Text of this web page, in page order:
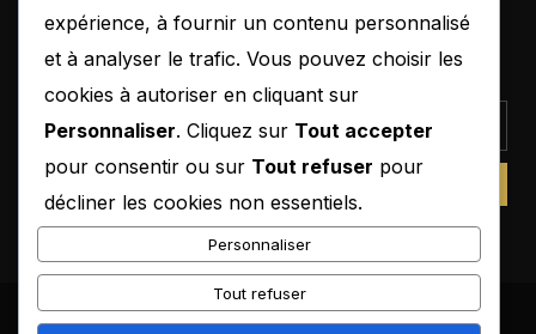
NEWSLETTER
expérience, à fournir un contenu personnalisé
et à analyser le trafic. Vous pouvez choisir les
cookies à autoriser en cliquant sur
Personnaliser. Cliquez sur Tout accepter
pour consentir ou sur Tout refuser pour
décliner les cookies non essentiels.
Personnaliser
Tout refuser